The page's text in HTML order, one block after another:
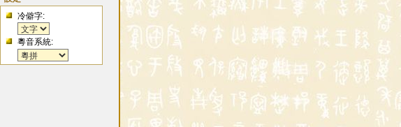
冷僻字:
粵音系統: